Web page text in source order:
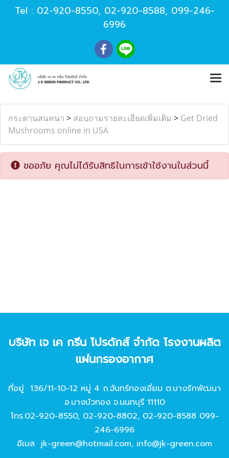
Tel : 02-920-8550, 02-920-8588, 099-246-
6996
กระดานสนทนา > สอบถามรายละเอียดเพิ่มเติม > Get Dried
Mushrooms online in USA
ขออภัย คุณไม่ได้รับสิทธิในการเข้าใช้งานในส่วนนี้
บริษัท เจ เค กรีน โปรดักส์ จํากัด โรงงานผลิต
แผ่นกรองอากาศ
ที่อยู่ 136/11-10-12 หมู่ 4 ถ.จันทร์ทองเอี่ยม ต.บางรักพัฒนา
อ.บางบัวทอง จ.นนทบุรี 11110
โทร.02-920-8550, 02-920-8802, 02-920-8588 099-
246-6996
อีเมล jk-green@hotmail.com, info@jk-green.com